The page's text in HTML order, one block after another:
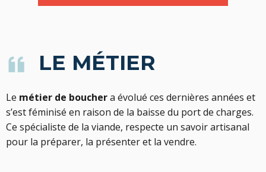
LE MÉTIER
Le métier de bouchera évolué ces dernières années et
s’est féminisé en raison de la baisse du port de charges.
Ce spécialiste de la viande, respecte un savoir artisanal
pour la préparer, la présenter et la vendre.